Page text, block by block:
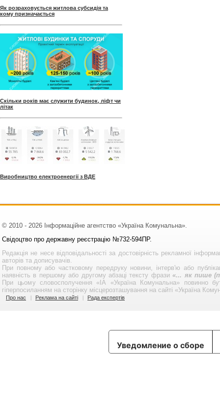
Як розраховується житлова субсидія та
кому призначається
Скільки років має служити будинок, ліфт чи
літак
Виробництво електроенергії з ВДЕ
© 2010 - 2026 Інформаційне агентство «Україна Комунальна».
Свідоцтво про державну реєстрацію №732-594ПР.
Редакція не несе відповідальності за достовірність рекламної
авторів та дописувачів.
При повному або частковому передруку новини, інтерв'ю або
наявність в першому або другому абзаці тексту фрази«... як пише
При цьому словосполучення «ІА «Україна Комунальна» повинно
гіперпосиланням на сторінку місцерозташування на сайті «Україна
Про нас Реклама на сайті Рада експертів
Уведомление о сборе